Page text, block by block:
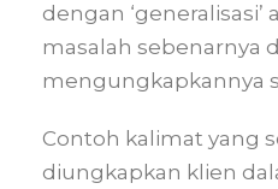
dengan ‘generalisasi’
masalah sebenarnya
mengungkapkannya
Contoh kalimat yang
diungkapkan klien